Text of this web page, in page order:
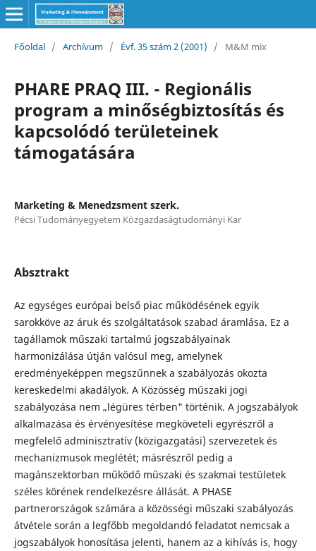
Főoldal / Archívum / Évf. 35 szám 2 (2001) / M&M mix
PHARE PRAQ III. - Regionális
program a minőségbiztosítás és
kapcsolódó területeinek
támogatására
Marketing & Menedzsment szerk.
Pécsi Tudományegyetem Közgazdaságtudományi Kar
Absztrakt
Az egységes európai belső piac működésének egyik
sarokköve az áruk és szolgáltatások szabad áramlása. Ez a
tagállamok műszaki tartalmú jogszabályainak
harmonizálása útján valósul meg, amelynek
eredményeképpen megszűnnek a szabályozás okozta
kereskedelmi akadályok. A Közösség műszaki jogi
szabályozása nem „légüres térben" történik. A jogszabályok
alkalmazása és érvényesítése megköveteli egyrészről a
megfelelő adminisztratív (közigazgatási) szervezetek és
mechanizmusok meglétét; másrészről pedig a
magánszektorban működő műszaki és szakmai testületek
széles körének rendelkezésre állását. A PHASE
partnerországok számára a közösségi műszaki szabályozás
átvétele során a legfőbb megoldandó feladatot nemcsak a
jogszabályok honosítása jelenti, hanem az a kihívás is, hogy